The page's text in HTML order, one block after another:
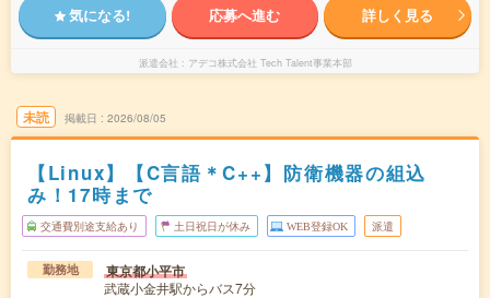
気になる! 応募へ進む 詳しく見る
派遣会社 アデコ株式会社 Tech Talent事業本部
未読 掲載日 2026/08/05
【Linux】【C言語＊C++】防衛機器の組込
み！17時まで
交通費別途支給あり 土日祝日が休み WEB登録OK 派遣
勤務地 東京都小平市
武蔵小金井駅からバス7分